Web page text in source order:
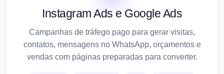
Instagram Ads e Google Ads
Campanhas de tráfego pago para gerar visitas,
contatos, mensagens no WhatsApp, orçamentos e
vendas com páginas preparadas para converter.